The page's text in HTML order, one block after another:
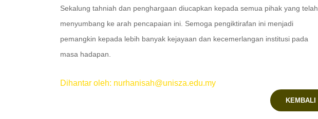
Sekalung tahniah dan penghargaan diucapkan kepada semua pihak yang telah
menyumbang ke arah pencapaian ini. Semoga pengiktirafan ini menjadi
pemangkin kepada lebih banyak kejayaan dan kecemerlangan institusi pada
masa hadapan.
Dihantar oleh: nurhanisah@unisza.edu.my
KEMBALI